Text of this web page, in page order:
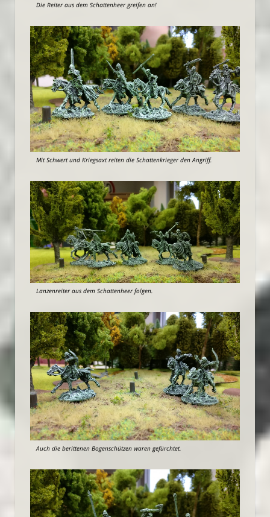
Die Reiter aus dem Schattenheer greifen an!
Mit Schwert und Kriegsaxt reiten die Schattenkrieger den Angriff.
Lanzenreiter aus dem Schattenheer folgen.
Auch die berittenen Bogenschützen waren gefürchtet.